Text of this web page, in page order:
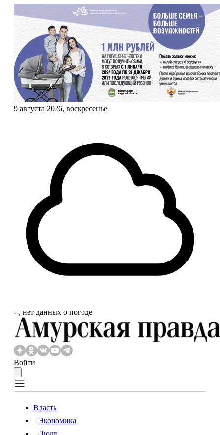
9 августа 2026, воскресенье
‐‐, нет данных о погоде
Войти
Власть
Власть
Экономика
Люди